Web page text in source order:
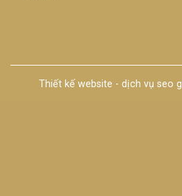
Thiết kế website - dịch vụ seo